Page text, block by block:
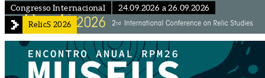
Congresso Internacional 24.09.2026 a 26.09.2026
RelicS 2026